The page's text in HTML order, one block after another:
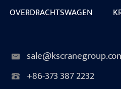
OVERDRACHTSWAGEN
+86-373 387 2232